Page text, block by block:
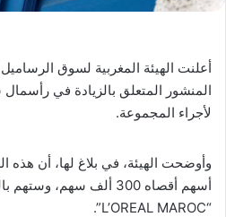
أعلنت الهيئة المغربية لسوق
لأجراء المجموعة.
وأوضحت الهيئة، في بلاغ لها، أن هذه
أسهم أقصاه 300 ألف سهم،
“L’OREAL MAROC”.